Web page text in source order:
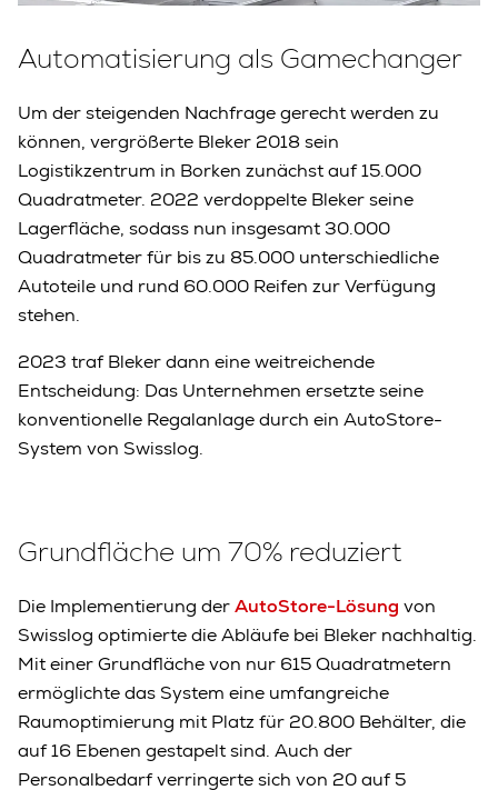
Automatisierung als Gamechanger
Um der steigenden Nachfrage gerecht werden zu
können, vergrößerte Bleker 2018 sein
Logistikzentrum in Borken zunächst auf 15.000
Quadratmeter. 2022 verdoppelte Bleker seine
Lagerfläche, sodass nun insgesamt 30.000
Quadratmeter für bis zu 85.000 unterschiedliche
Autoteile und rund 60.000 Reifen zur Verfügung
stehen.
2023 traf Bleker dann eine weitreichende
Entscheidung: Das Unternehmen ersetzte seine
konventionelle Regalanlage durch ein AutoStore-
System von Swisslog.
Grundfläche um 70% reduziert
Die Implementierung derAutoStore-Lösung von
Swisslog optimierte die Abläufe bei Bleker nachhaltig.
Mit einer Grundfläche von nur 615 Quadratmetern
ermöglichte das System eine umfangreiche
Raumoptimierung mit Platz für 20.800 Behälter, die
auf 16 Ebenen gestapelt sind. Auch der
Personalbedarf verringerte sich von 20 auf 5